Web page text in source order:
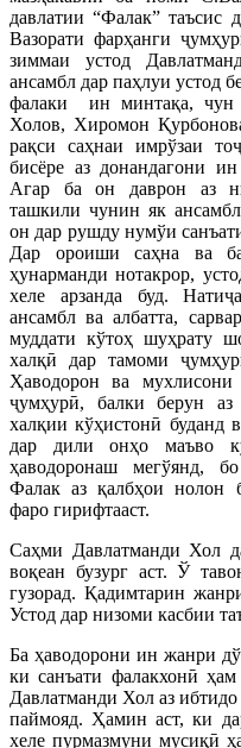
давлатии “Фалак” таъсис
Вазорати фарҳанги
зиммаи устод
ансамбл дар паҳлуи устод
фалаки ин минтақа, чун
Холов, Хиромон
рақси саҳнаи имрўзаи
бисёре аз донандагони
Агар ба он даврон аз
ташкили чунин як
он дар рушду нумўи
Дар ороиши саҳна ва
ҳунарманди нотакрор,
хеле арзанда буд.
ансамбл ва албатта,
муддати кўтоҳ шуҳрату
халқӣ дар тамоми
Ҳаводорон ва
ҷумҳурӣ, балки берун
халқии кўҳистонӣ буданд
дар дили онҳо маъво
ҳаводоронаш мегўянд,
Фалак аз қалбҳои нолон
фаро гирифтааст.
Саҳми Давлатманди Хол
воқеан бузург аст. Ў
гузорад. Қадимтарин
Устод дар низоми касбии
Ба ҳаводорони ин жанри
ки санъати фалакхонӣ ҳам
Давлатманди Хол аз
паймояд. Ҳамин аст, ки
хеле пурмазмуни мусиқӣ